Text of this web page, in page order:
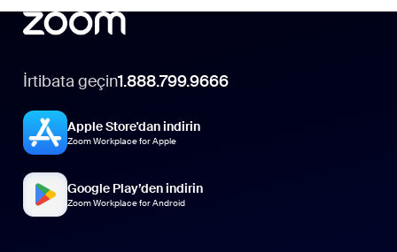
İrtibata geçin1.888.799.9666
Apple Store'dan indirin
Zoom Workplace for Apple
Google Play’den indirin
Zoom Workplace for Android